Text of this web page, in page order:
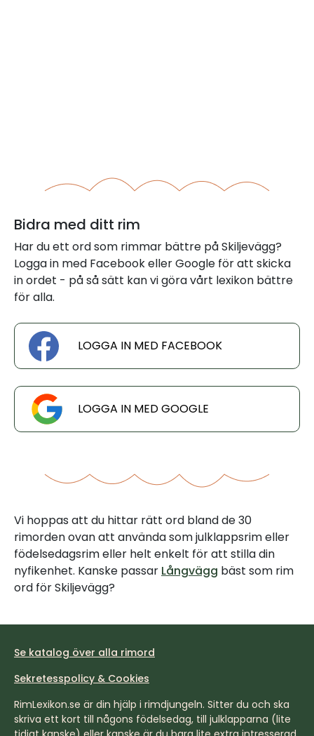
Bidra med ditt rim
Har du ett ord som rimmar bättre på Skiljevägg?
Logga in med Facebook eller Google för att skicka
in ordet - på så sätt kan vi göra vårt lexikon bättre
för alla.
LOGGA IN MED FACEBOOK
LOGGA IN MED GOOGLE
Vi hoppas att du hittar rätt ord bland de 30
rimorden ovan att använda som julklappsrim eller
födelsedagsrim eller helt enkelt för att stilla din
nyfikenhet. Kanske passar Långvägg bäst som rim
ord för Skiljevägg?
Se katalog över alla rimord
Sekretesspolicy & Cookies
RimLexikon.se är din hjälp i rimdjungeln. Sitter du och ska
skriva ett kort till någons födelsedag, till julklapparna (lite